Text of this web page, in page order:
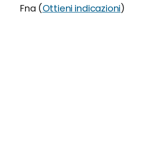
Fna (Ottieni indicazioni)